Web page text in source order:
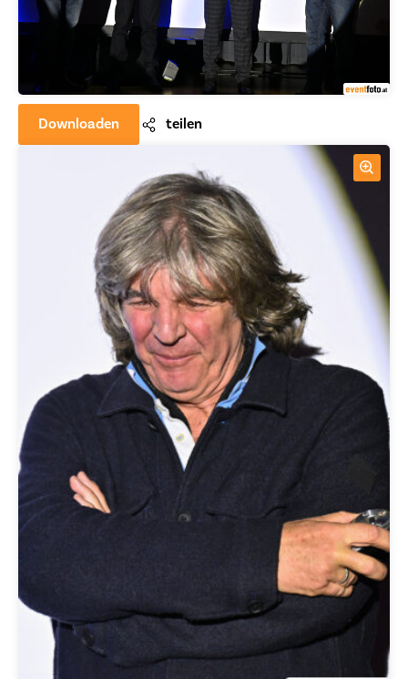
Downloaden teilen